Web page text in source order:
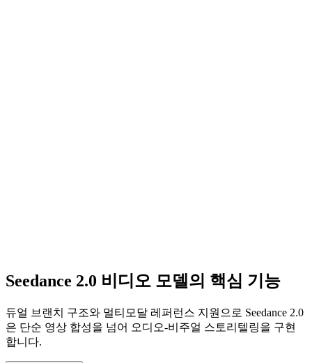
Seedance 2.0 비디오 모델의 핵심 기능
듀얼 브랜치 구조와 멀티모달 레퍼런스 지원으로 Seedance 2.0
은 단순 영상 합성을 넘어 오디오-비주얼 스토리텔링을 구현
합니다.